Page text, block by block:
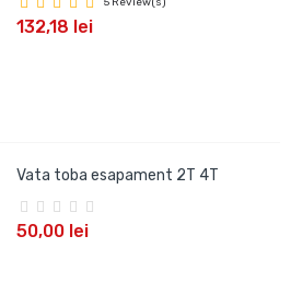
132,18 lei
Vata toba esapament 2T 4T
50,00 lei